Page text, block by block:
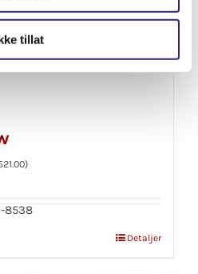
tillat
)
8538
Detaljer